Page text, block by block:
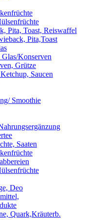
Pita, Toast, Reiswaffel
Pita,Toast
Konserven
Grütze
Saucen
Smoothie
Saaten
Deo
Quark,Kräuterb.